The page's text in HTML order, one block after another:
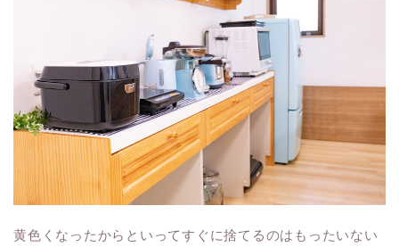
黄色くなったからといってすぐに捨てるのはもったいない